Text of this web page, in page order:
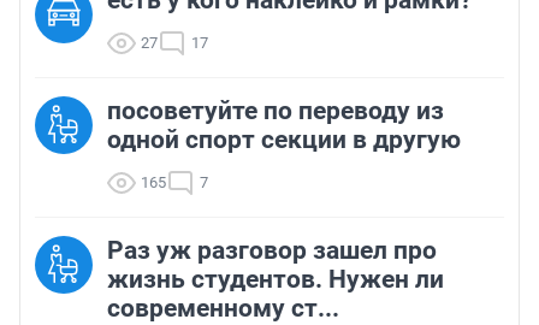
27 17
посоветуйте по переводу из
одной спорт секции в другую
165 7
Раз уж разговор зашел про
жизнь студентов. Нужен ли
современному ст...